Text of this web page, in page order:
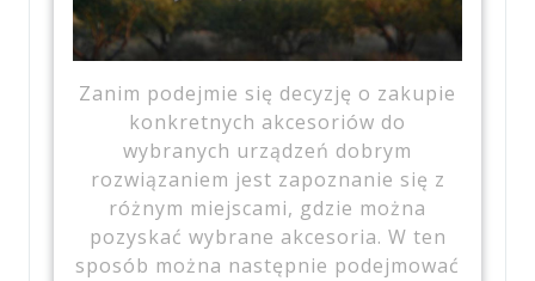
Zanim podejmie się decyzję o zakupie
konkretnych akcesoriów do
wybranych urządzeń dobrym
rozwiązaniem jest zapoznanie się z
różnym miejscami, gdzie można
pozyskać wybrane akcesoria. W ten
sposób można następnie podejmować